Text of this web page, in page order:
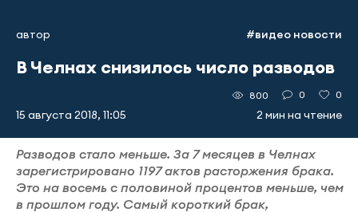
автор #видео новости
В Челнах снизилось число разводов
15 августа 2018, 11:05
800 0 0
2 мин на чтение
Разводов стало меньше. За 7 месяцев в Челнах
зарегистрировано 1197 актов расторжения брака.
Это на восемь с половиной процентов меньше, чем
в прошлом году. Самый короткий брак,